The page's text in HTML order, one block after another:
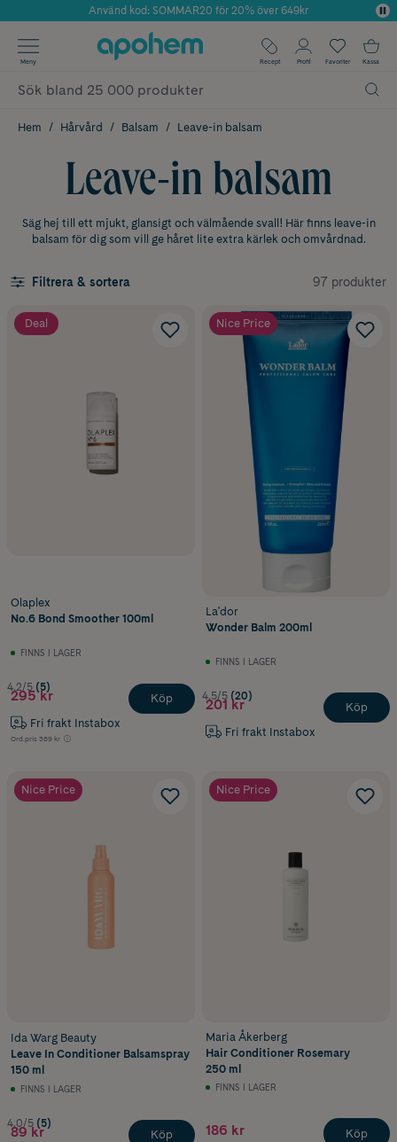
Årets Butik 2025 inom Skönhet
Använd kod: SOMMAR20 för 20% över 649kr
✓ Fri frakt
✓ Poäng på alla köp*
Meny Recept Profil Favoriter Kassa
Hem Hårvård Balsam Leave-in balsam
Leave-in balsam
Säg hej till ett mjukt, glansigt och välmående svall! Här finns leave-in
balsam för dig som vill ge håret lite extra kärlek och omvårdnad.
Filtrera & sortera 97 produkter
Deal
Olaplex
No.6 Bond Smoother 100ml
FINNS I LAGER
4.2/5 (5)
295 kr
Fri frakt Instabox
Ord.pris 369 kr
Köp
Nice Price
La'dor
Wonder Balm 200ml
FINNS I LAGER
4.5/5 (20)
201 kr
Fri frakt Instabox
Köp
Nice Price
Ida Warg Beauty
Leave In Conditioner Balsamspray
150 ml
FINNS I LAGER
4.0/5 (5)
89 kr Köp
Nice Price
Maria Åkerberg
Hair Conditioner Rosemary
250 ml
FINNS I LAGER
186 kr Köp